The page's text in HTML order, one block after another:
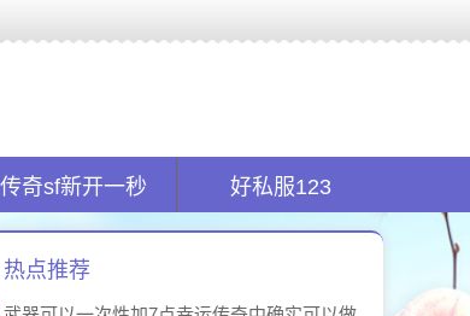
传奇sf新开一秒 好私服123
热点推荐